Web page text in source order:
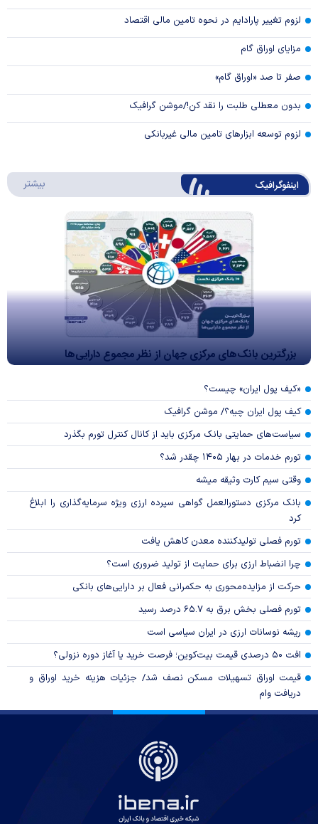
لزوم تغییر پارادایم در نحوه تامین مالی اقتصاد
مزایای اوراق گام
صفر تا صد «اوراق گام»
بدون معطلی طلبت را نقد کن!/موشن گرافیک
لزوم توسعه ابزارهای تامین مالی غیربانکی
اینفوگرافیک بیشتر
بزرگترین بانک‌های مرکزی جهان از نظر مجموع دارایی‌ها
«کیف پول ایران» چیست؟
کیف پول ایران چیه؟/ موشن گرافیک
سیاست‌های حمایتی بانک مرکزی باید از کانال کنترل تورم بگذرد
تورم خدمات در بهار ۱۴۰۵ چقدر شد؟
وقتی سیم کارت وثیقه میشه
بانک مرکزی دستورالعمل گواهی سپرده ارزی ویژه سرمایه‌گذاری را ابلاغ
کرد
تورم فصلی تولیدکننده معدن کاهش یافت
چرا انضباط ارزی برای حمایت از تولید ضروری است؟
حرکت از مزایده‌محوری به حکمرانی فعال بر دارایی‌های بانکی
تورم فصلی بخش برق به ۶۵.۷ درصد رسید
ریشه نوسانات ارزی در ایران سیاسی است
افت ۵۰ درصدی قیمت بیت‌کوین؛ فرصت خرید یا آغاز دوره نزولی؟
قیمت اوراق تسهیلات مسکن نصف شد/ جزئیات هزینه خرید اوراق و
دریافت وام